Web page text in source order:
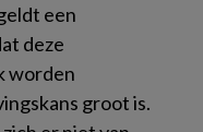
een
deze
worden
groot is.